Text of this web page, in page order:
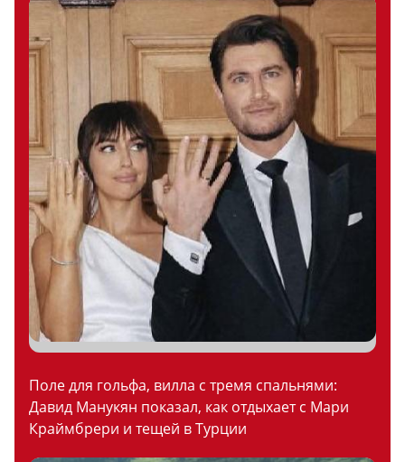
Поле для гольфа, вилла с тремя спальнями:
Давид Манукян показал, как отдыхает с Мари
Краймбрери и тещей в Турции